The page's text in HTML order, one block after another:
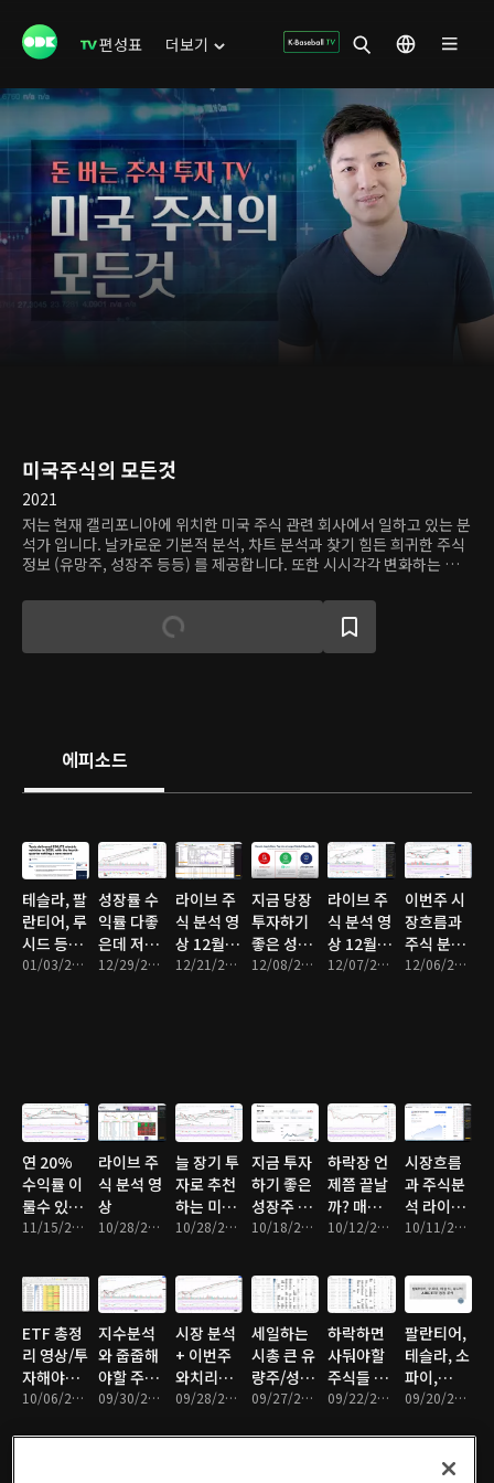
편성표 더보기
미국주식의 모든것
2021
저는 현재 캘리포니아에 위치한 미국 주식 관련 회사에서 일하고 있는 분
석가 입니다. 날카로운 기본적 분석, 차트 분석과 찾기 힘든 희귀한 주식
정보 (유망주, 성장주 등등) 를 제공합니다. 또한 시시각각 변화하는 증
제공자 개인의 의견으로 개별 종목(투자 상품)에 대한 권유나 매수 및 매
도 추천의 의도가 없습니다. 온디맨드코리아는 이를 근거로 행해진 주식
거래(투자)에 대해 책임이 없으며, 어떠한 경우에도 투자 결과에 대한 법
에피소드
테슬라, 팔
란티어, 루
시드 등등
분석
01/03/2022 • 9분
성장률 수
익률 다좋
은데 저평
가된 주식
12/29/2021 • 11분
라이브 주
식 분석 영
상 12월 셋
째 주
12/21/2021 • 58분
지금 당장
투자하기
좋은 성장
주는?
12/08/2021 • 11분
라이브 주
식 분석 영
상 12월 첫
째 주
12/07/2021 • 57분
이번주 시
장흐름과
주식 분석
영상
12/06/2021 • 59분
연 20%
수익률 이
룰수 있는
투자법 11/15/2021 • 9분
라이브 주
식 분석 영
상
10/28/2021 • 2시간 1분
늘 장기 투
자로 추천
하는 미국
주식/지식
10/28/2021 • 10분
지금 투자
하기 좋은
성장주 3
개!
10/18/2021 • 11분
하락장 언
제쯤 끝날
까? 매수
해야할 주
10/12/2021 • 10분
시장흐름
과 주식분
석 라이브
영상!
10/11/2021 • 1시간 45분
ETF 총정
리 영상/투
자해야할
ETF는?10/06/2021 • 10분
지수분석
와 줍줍해
야할 주식
리스트 09/30/2021 • 11분
시장 분석
+ 이번주
와치리스
트!
09/28/2021 • 10분
세일하는
시총 큰 유
량주/성장
주!
09/27/2021 • 9분
하락하면
사둬야할
주식들 총
정리
09/22/2021 • 9분
팔란티어,
테슬라, 소
파이,
ARKK 09/20/2021 • 10분